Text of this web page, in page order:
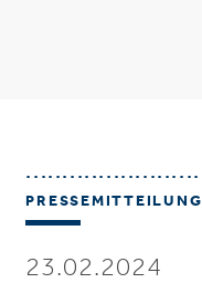
PRESSEMITTEILUNG
23.02.2024